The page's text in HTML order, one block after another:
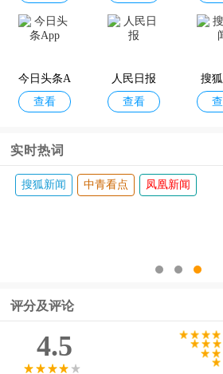
今日头条A
pp
查看
人民日报
查看
搜
实时热词
搜狐新闻 中青看点 凤凰新闻
评分及评论
4.5